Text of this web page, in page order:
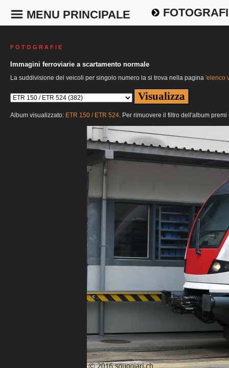
MENU PRINCIPALE
F O T O G R A F I E
Immagini ferroviarie a scartamento normale
La suddivisione dei veicoli per singolo numero la si trova nella pagina 'elenco
Album visualizzato: ETR 150 / ETR 524. Per rimuovere il filtro dell'album premi